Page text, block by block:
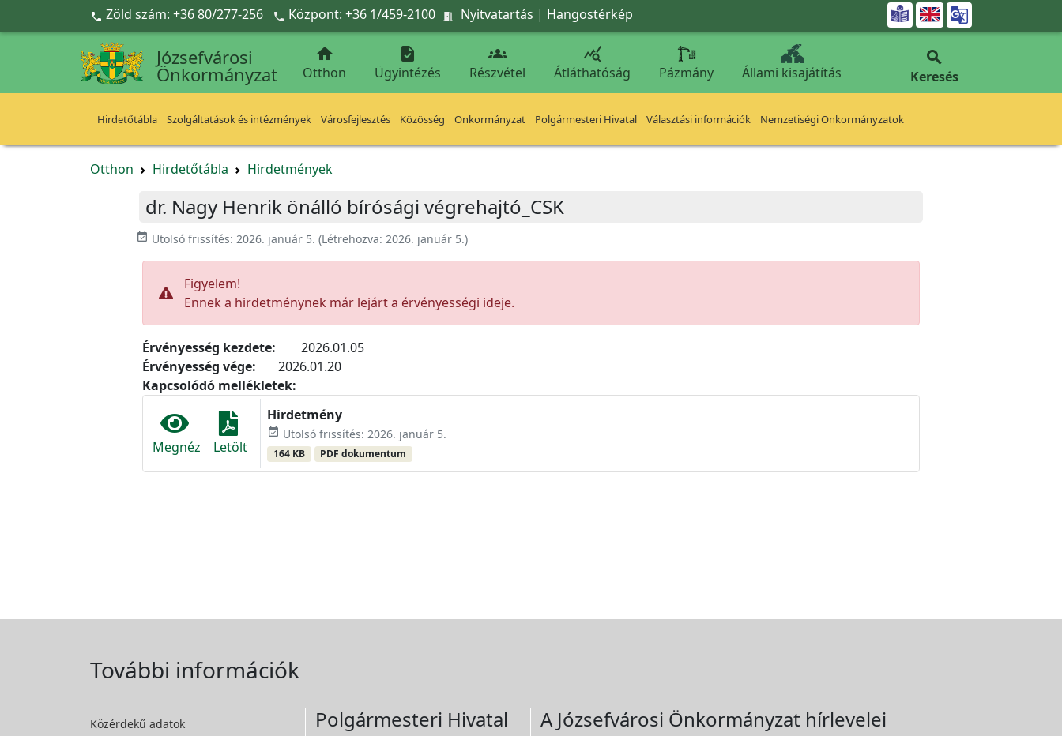
Ugrás a fő tartalomra
 Zöld szám: +36 80/277-256  Központ: +36 1/459-2100  Nyitvatartás | Hangostérkép 
Józsefvárosi
Önkormányzat

Otthon

Ügyintézés

Részvétel

Átláthatóság Pázmány Állami kisajátítás

Keresés
Hirdetőtábla Szolgáltatások és intézmények Városfejlesztés Közösség Önkormányzat Polgármesteri Hivatal Választási információk Nemzetiségi Önkormányzatok
Otthon Hirdetőtábla Hirdetmények
dr. Nagy Henrik önálló bírósági végrehajtó_CSK
event_available Utolsó frissítés: 2026. január 5. (Létrehozva: 2026. január 5.)
Figyelem!
Ennek a hirdetménynek már lejárt a érvényességi ideje.
Érvényesség kezdete:
2026.01.05
Érvényesség vége:
2026.01.20
Kapcsolódó mellékletek:
Megnéz Letölt
Hirdetmény
event_available Utolsó frissítés: 2026. január 5.
164 KB PDF dokumentum
További információk
Közérdekű adatok Polgármesteri Hivatal A Józsefvárosi Önkormányzat hírlevelei